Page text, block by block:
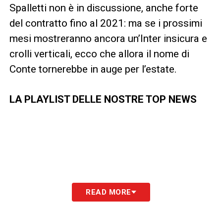
Spalletti non è in discussione, anche forte
del contratto fino al 2021: ma se i prossimi
mesi mostreranno ancora un’Inter insicura e
crolli verticali, ecco che allora il nome di
Conte tornerebbe in auge per l’estate.
LA PLAYLIST DELLE NOSTRE TOP NEWS
READ MORE